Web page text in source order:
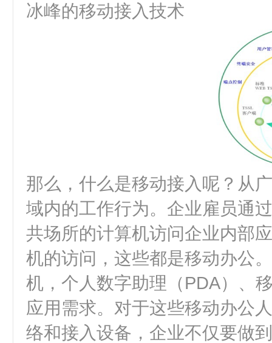
冰峰的移动接入技术
那么，什么是移动接入呢？从
域内的工作行为。企业雇员通
共场所的计算机访问企业内部
机的访问，这些都是移动办公
机，个人数字助理（PDA）、
应用需求。对于这些移动办公
络和接入设备，企业不仅要做